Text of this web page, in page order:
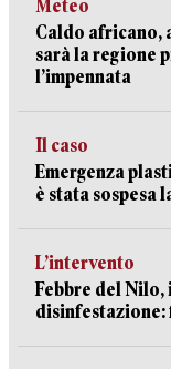
Meteo
Caldo africano,
sarà la regione
l’impennata
Il caso
Emergenza
è stata sospesa
L’intervento
Febbre del Nilo,
disinfestazione: